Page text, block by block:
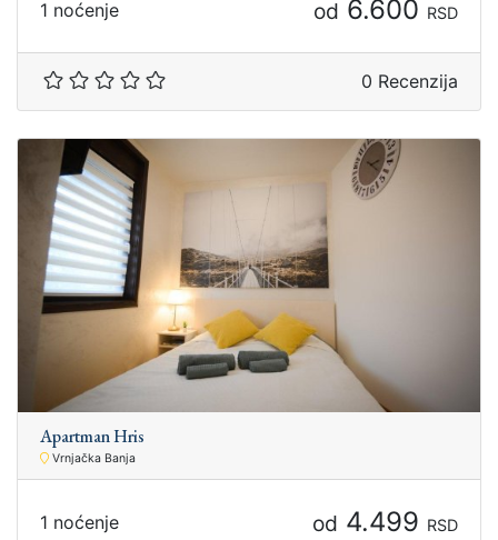
1 noćenje od 6.600 RSD
0 Recenzija
Apartman Hris
Vrnjačka Banja
1 noćenje od 4.499 RSD